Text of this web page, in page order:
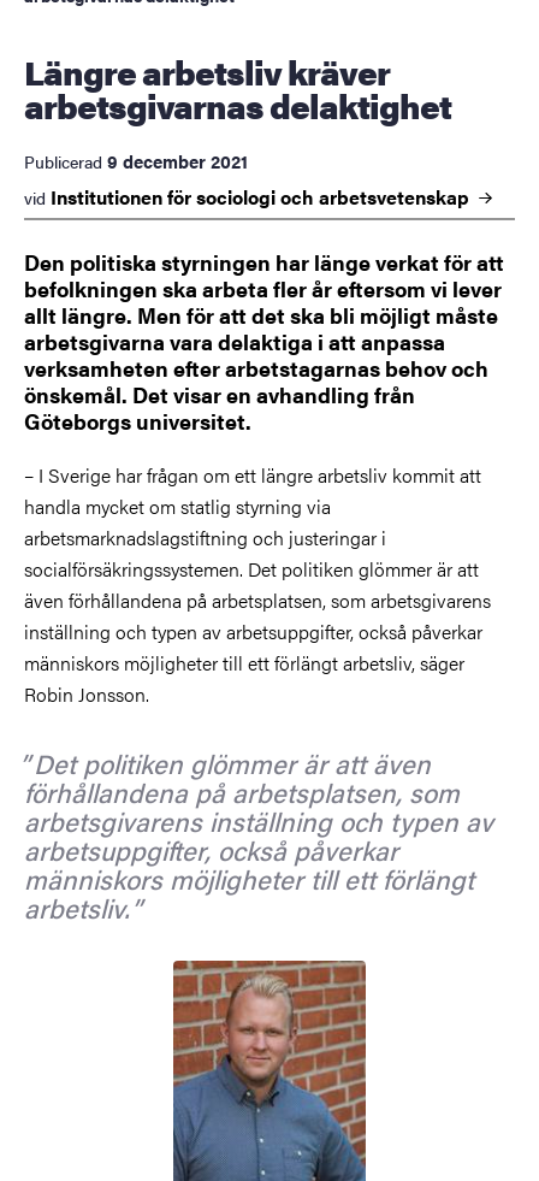
Längre arbetsliv kräver
arbetsgivarnas delaktighet
Publicerad 9 december 2021
vid Institutionen för sociologi och arbetsvetenskap
Den politiska styrningen har länge verkat för att
befolkningen ska arbeta fler år eftersom vi lever
allt längre. Men för att det ska bli möjligt måste
arbetsgivarna vara delaktiga i att anpassa
verksamheten efter arbetstagarnas behov och
önskemål. Det visar en avhandling från
Göteborgs universitet.
– I Sverige har frågan om ett längre arbetsliv kommit att
handla mycket om statlig styrning via
arbetsmarknadslagstiftning och justeringar i
socialförsäkringssystemen. Det politiken glömmer är att
även förhållandena på arbetsplatsen, som arbetsgivarens
inställning och typen av arbetsuppgifter, också påverkar
människors möjligheter till ett förlängt arbetsliv, säger
Robin Jonsson.
Det politiken glömmer är att även
förhållandena på arbetsplatsen, som
arbetsgivarens inställning och typen av
arbetsuppgifter, också påverkar
människors möjligheter till ett förlängt
arbetsliv.
Bild